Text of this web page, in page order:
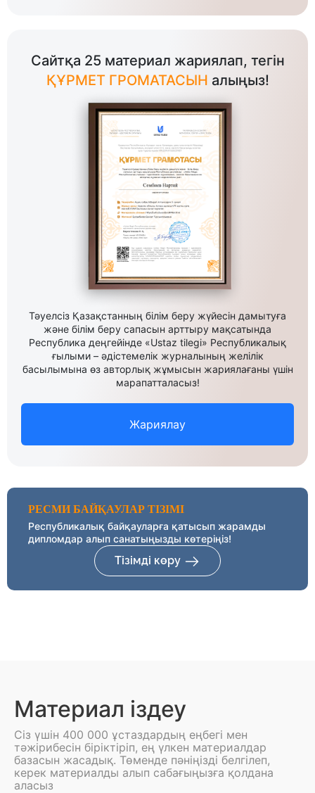
Сайтқа 25 материал жариялап, тегін
ҚҰРМЕТ ГРОМАТАСЫН алыңыз!
Тәуелсіз Қазақстанның білім беру жүйесін дамытуға
және білім беру сапасын арттыру мақсатында
Республика деңгейінде «Ustaz tilegi» Республикалық
ғылыми – әдістемелік журналының желілік
басылымына өз авторлық жұмысын жариялағаны үшін
марапатталасыз!
Жариялау
РЕСМИ БАЙҚАУЛАР ТІЗІМІ
Республикалық байқауларға қатысып жарамды
дипломдар алып санатыңызды көтеріңіз!
Тізімді көру
Материал іздеу
Сіз үшін 400 000 ұстаздардың еңбегі мен
тәжірибесін біріктіріп, ең үлкен материалдар
базасын жасадық. Төменде пәніңізді белгілеп,
керек материалды алып сабағыңызға қолдана
аласыз